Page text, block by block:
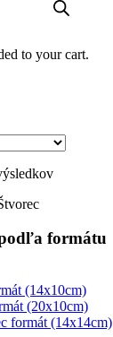
to your cart.
formátu
(14x10cm)
(20x10cm)
formát (14x14cm)